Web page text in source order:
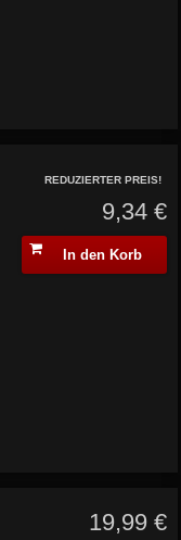
REDUZIERTER PREIS!
9,34 €
In den Korb
19,99 €